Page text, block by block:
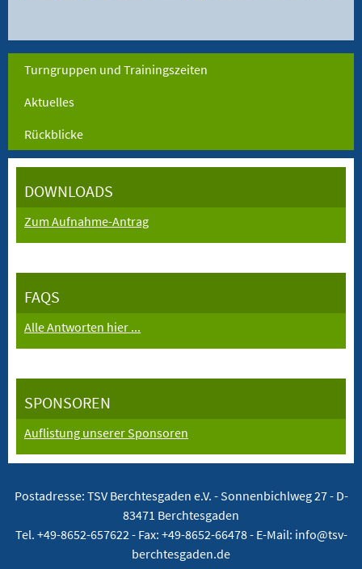
Turngruppen und Trainingszeiten
Aktuelles
Rückblicke
DOWNLOADS
Zum Aufnahme-Antrag
FAQS
Alle Antworten hier ...
SPONSOREN
Auflistung unserer Sponsoren
Postadresse: TSV Berchtesgaden e.V. -Sonnenbichlweg 27 - D-
83471 Berchtesgaden
Tel. +49-8652-657622 - Fax: +49-8652-66478 - E-Mail: info@tsv-
berchtesgaden.de